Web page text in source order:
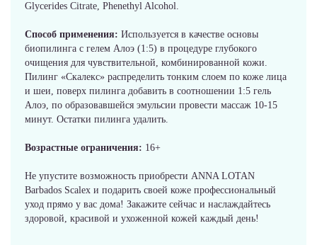
Glycerides Citrate, Phenethyl Alcohol.
Способ применения: Используется в качестве основы
биопилинга с гелем Алоэ (1:5) в процедуре глубокого
очищения для чувствительной, комбинированной кожи.
Пилинг «Скалекс» распределить тонким слоем по коже лица
и шеи, поверх пилинга добавить в соотношении 1:5 гель
Алоэ, по образовавшейся эмульсии провести массаж 10-15
минут. Остатки пилинга удалить.
Возрастные ограничения: 16+
Не упустите возможность приобрести ANNA LOTAN
Barbados Scalex и подарить своей коже профессиональный
уход прямо у вас дома! Закажите сейчас и наслаждайтесь
здоровой, красивой и ухоженной кожей каждый день!